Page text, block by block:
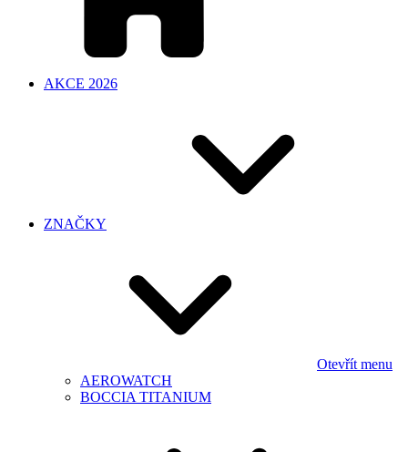
AKCE 2026
ZNAČKY
Otevřít menu
AEROWATCH
BOCCIA TITANIUM